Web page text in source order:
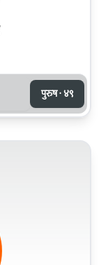
पुरुष · ४९